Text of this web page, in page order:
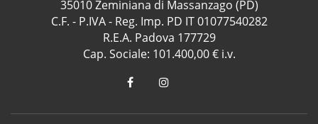
35010 Zeminiana di Massanzago (PD)
C.F. - P.IVA - Reg. Imp. PD IT 01077540282
R.E.A. Padova 177729
Cap. Sociale: 101.400,00 € i.v.